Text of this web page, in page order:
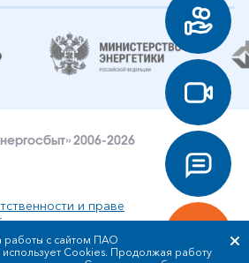
2006-2026
и праве
в отношении
работы с сайтом ПАО
использует Cookies. Продолжая работу